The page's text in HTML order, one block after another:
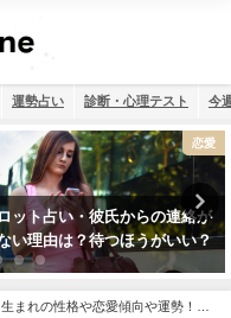
運勢占い 診断・心理テスト 今
復縁
ット占い・元彼の今の私に対
気持ちは？どう思ってる？
まれの性格や恋愛傾向や運勢！有